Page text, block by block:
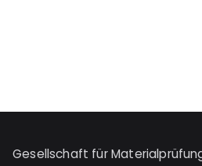
Gesellschaft für